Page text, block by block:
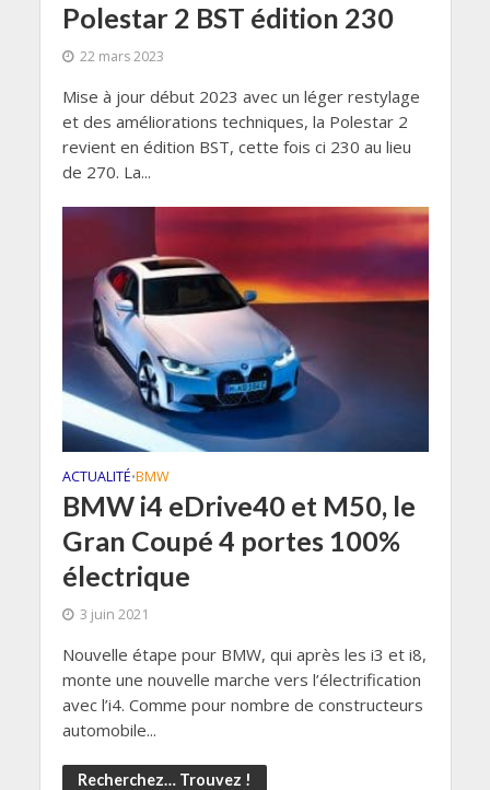
Polestar 2 BST édition 230
22 mars 2023
Mise à jour début 2023 avec un léger restylage
et des améliorations techniques, la Polestar 2
revient en édition BST, cette fois ci 230 au lieu
de 270. La...
ACTUALITÉ•BMW
BMW i4 eDrive40 et M50, le
Gran Coupé 4 portes 100%
électrique
3 juin 2021
Nouvelle étape pour BMW, qui après les i3 et i8,
monte une nouvelle marche vers l’électrification
avec l’i4. Comme pour nombre de constructeurs
automobile...
Recherchez… Trouvez !